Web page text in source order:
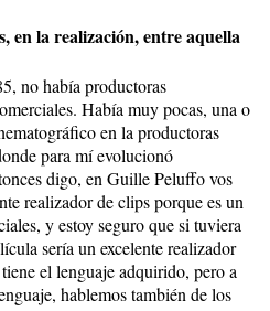
en la realización, entre aquella
no había productoras
Había muy pocas, una o
en la productoras
para mí evolucionó
digo, en Guille Peluffo vos
realizador de clips porque es un
y estoy seguro que si tuviera
sería un excelente realizador
el lenguaje adquirido, pero a
hablemos también de los